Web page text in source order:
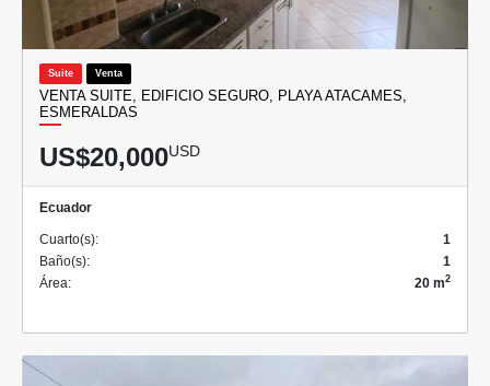
Suite Venta
VENTA SUITE, EDIFICIO SEGURO, PLAYA ATACAMES,
ESMERALDAS
US$20,000USD
Ecuador
Cuarto(s):
1
Baño(s):
1
Área:
20 m2